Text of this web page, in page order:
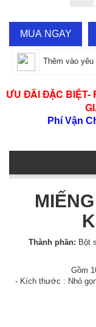
MUA NGAY
Thêm vào
ƯU ĐÃI ĐẶC BIỆT-
Phí Vận
Thành phần: Bột
Gồm
- Kích thước : Nhỏ